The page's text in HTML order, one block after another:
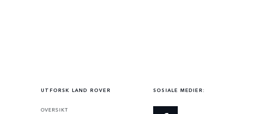
UTFORSK LAND ROVER
OVERSIKT
SOSIALE MEDIER: